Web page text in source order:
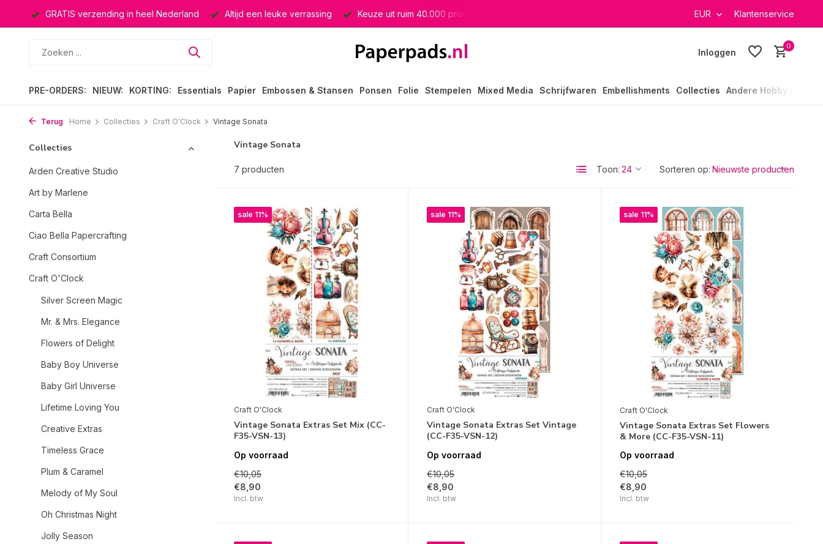
GRATIS verzending in heel Nederland Altijd een leuke verrassing Keuze uit ruim 40.000 producten EUR Klantenservice
Inloggen
0
PRE-ORDERS: NIEUW: KORTING: Essentials Papier Embossen & Stansen Ponsen Folie Stempelen Mixed Media Schrijfwaren Embellishments Collecties Andere Hobby's
Terug Home Collecties Craft O'Clock Vintage Sonata
Collecties
Arden Creative Studio
Art by Marlene
Carta Bella
Ciao Bella Papercrafting
Craft Consortium
Craft O'Clock
Silver Screen Magic
Mr. & Mrs. Elegance
Flowers of Delight
Baby Boy Universe
Baby Girl Universe
Lifetime Loving You
Creative Extras
Timeless Grace
Plum & Caramel
Melody of My Soul
Oh Christmas Night
Jolly Season
Vintage Sonata
7 producten Toon: Sorteren op:
sale 11%
Craft O'Clock
Vintage Sonata Extras Set Mix (CC-
F35-VSN-13)
Op voorraad
€10,05
€8,90
Incl. btw
sale 11%
Craft O'Clock
Vintage Sonata Extras Set Vintage
(CC-F35-VSN-12)
Op voorraad
€10,05
€8,90
Incl. btw
sale 11%
Craft O'Clock
Vintage Sonata Extras Set Flowers
& More (CC-F35-VSN-11)
Op voorraad
€10,05
€8,90
Incl. btw